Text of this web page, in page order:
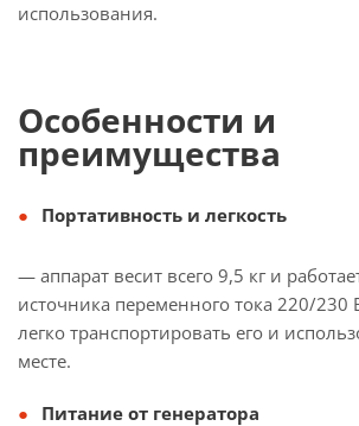
использования.
Особенности и
преимущества
Портативность и легкость
— аппарат весит всего 9,5 кг и
источника переменного тока 220/230
легко транспортировать его и
месте.
Питание от генератора